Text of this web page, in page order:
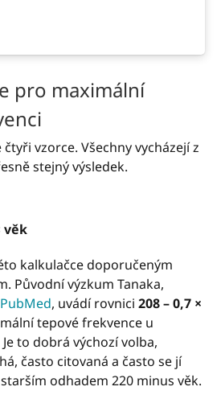
pro maximální
vzorce. Všechny vycházejí z
stejný výsledek.
věk
kalkulačce doporučeným
Původní výzkum Tanaka,
PubMed, uvádí rovnici 208 – 0,7 ×
tepové frekvence u
to dobrá výchozí volba,
často citovaná a často se jí
odhadem 220 minus věk.